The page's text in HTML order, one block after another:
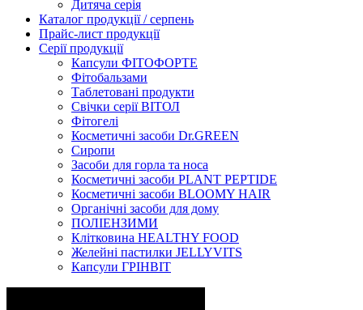
Дитяча серія
Каталог продукції / серпень
Прайс-лист продукції
Серії продукції
Капсули ФІТОФОРТЕ
Фітобальзами
Таблетовані продукти
Свічки серії ВІТОЛ
Фітогелі
Косметичні засоби Dr.GREEN
Сиропи
Засоби для горла та носа
Косметичні засоби PLANT PEPTIDE
Косметичні засоби BLOOMY HAIR
Органічні засоби для дому
ПОЛІЕНЗИМИ
Клітковина HEALTHY FOOD
Желейні пастилки JELLYVITS
Капсули ГРІНВІТ